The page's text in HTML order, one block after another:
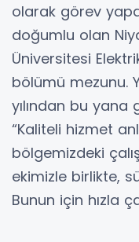
olarak görev
doğumlu olan
Üniversitesi
bölümü mezunu.
yılından bu yana
“Kaliteli hizmet
bölgemizdeki
ekimizle birlikte,
Bunun için hızla